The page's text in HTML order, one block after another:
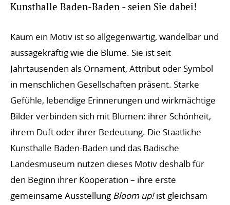
Kunsthalle Baden-Baden - seien Sie dabei!
Kaum ein Motiv ist so allgegenwärtig, wandelbar und
aussagekräftig wie die Blume. Sie ist seit
Jahrtausenden als Ornament, Attribut oder Symbol
in menschlichen Gesellschaften präsent. Starke
Gefühle, lebendige Erinnerungen und wirkmächtige
Bilder verbinden sich mit Blumen: ihrer Schönheit,
ihrem Duft oder ihrer Bedeutung. Die Staatliche
Kunsthalle Baden-Baden und das Badische
Landesmuseum nutzen dieses Motiv deshalb für
den Beginn ihrer Kooperation – ihre erste
gemeinsame Ausstellung Bloom up!ist gleichsam